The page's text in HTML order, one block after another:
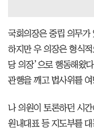
국회의장은 중립 의무가
하지만 우 의장은 형식
당 의장’으로 행동해왔
관행을 깨고 법사위를
나 의원이 토론하던 시
원내대표 등 지도부를